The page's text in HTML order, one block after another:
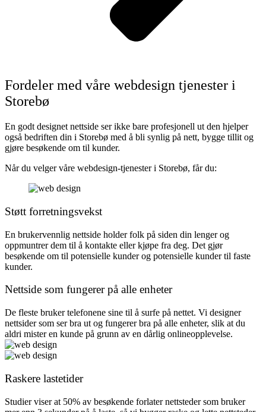
Fordeler med våre webdesign tjenester i
Storebø
En godt designet nettside ser ikke bare profesjonell ut den hjelper
også bedriften din i Storebø med å bli synlig på nett, bygge tillit og
gjøre besøkende om til kunder.
Når du velger våre webdesign-tjenester i Storebø, får du:
Støtt forretningsvekst
En brukervennlig nettside holder folk på siden din lenger og
oppmuntrer dem til å kontakte eller kjøpe fra deg. Det gjør
besøkende om til potensielle kunder og potensielle kunder til faste
kunder.
Nettside som fungerer på alle enheter
De fleste bruker telefonene sine til å surfe på nettet. Vi designer
nettsider som ser bra ut og fungerer bra på alle enheter, slik at du
aldri mister en kunde på grunn av en dårlig onlineopplevelse.
Raskere lastetider
Studier viser at 50% av besøkende forlater nettsteder som bruker